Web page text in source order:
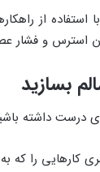
استفاده از
استرس و فشار
بسازید
درست داشته
کارهایی را که